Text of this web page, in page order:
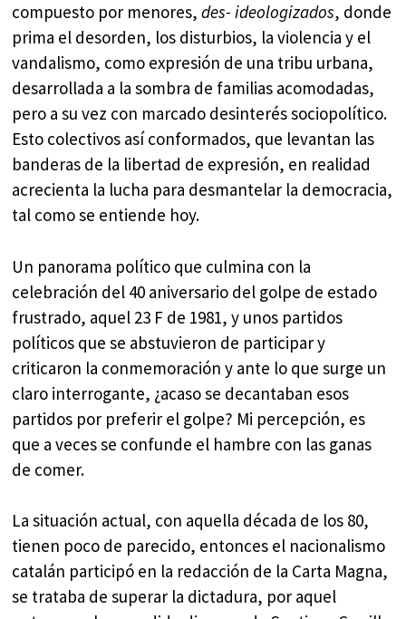
compuesto por menores,des- ideologizados, donde
prima el desorden, los disturbios, la violencia y el
vandalismo, como expresión de una tribu urbana,
desarrollada a la sombra de familias acomodadas,
pero a su vez con marcado desinterés sociopolítico.
Esto colectivos así conformados, que levantan las
banderas de la libertad de expresión, en realidad
acrecienta la lucha para desmantelar la democracia,
tal como se entiende hoy.
Un panorama político que culmina con la
celebración del 40 aniversario del golpe de estado
frustrado, aquel 23 F de 1981, y unos partidos
políticos que se abstuvieron de participar y
criticaron la conmemoración y ante lo que surge un
claro interrogante, ¿acaso se decantaban esos
partidos por preferir el golpe? Mi percepción, es
que a veces se confunde el hambre con las ganas
de comer.
La situación actual, con aquella década de los 80,
tienen poco de parecido, entonces el nacionalismo
catalán participó en la redacción de la Carta Magna,
se trataba de superar la dictadura, por aquel